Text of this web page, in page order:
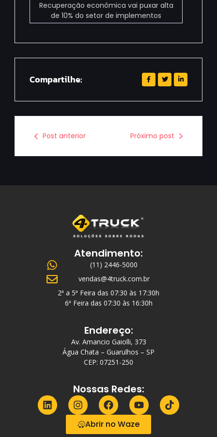
Recuperação econômica vai puxar alta
de 10% do setor de implementos
Compartilhe:
Post anterior Próximo post
Atendimento:
(11) 2446-5000
vendas@4truck.com.br
2ª a 5ª Feira das 07:30 às 17:30h
6ª Feira das 07:30 às 16:30h
Endereço:
Av. Amancio Gaiolli, 373
Água Chata – Guarulhos – SP
CEP: 07251-250
Nossas Redes:
Abrir no Waze